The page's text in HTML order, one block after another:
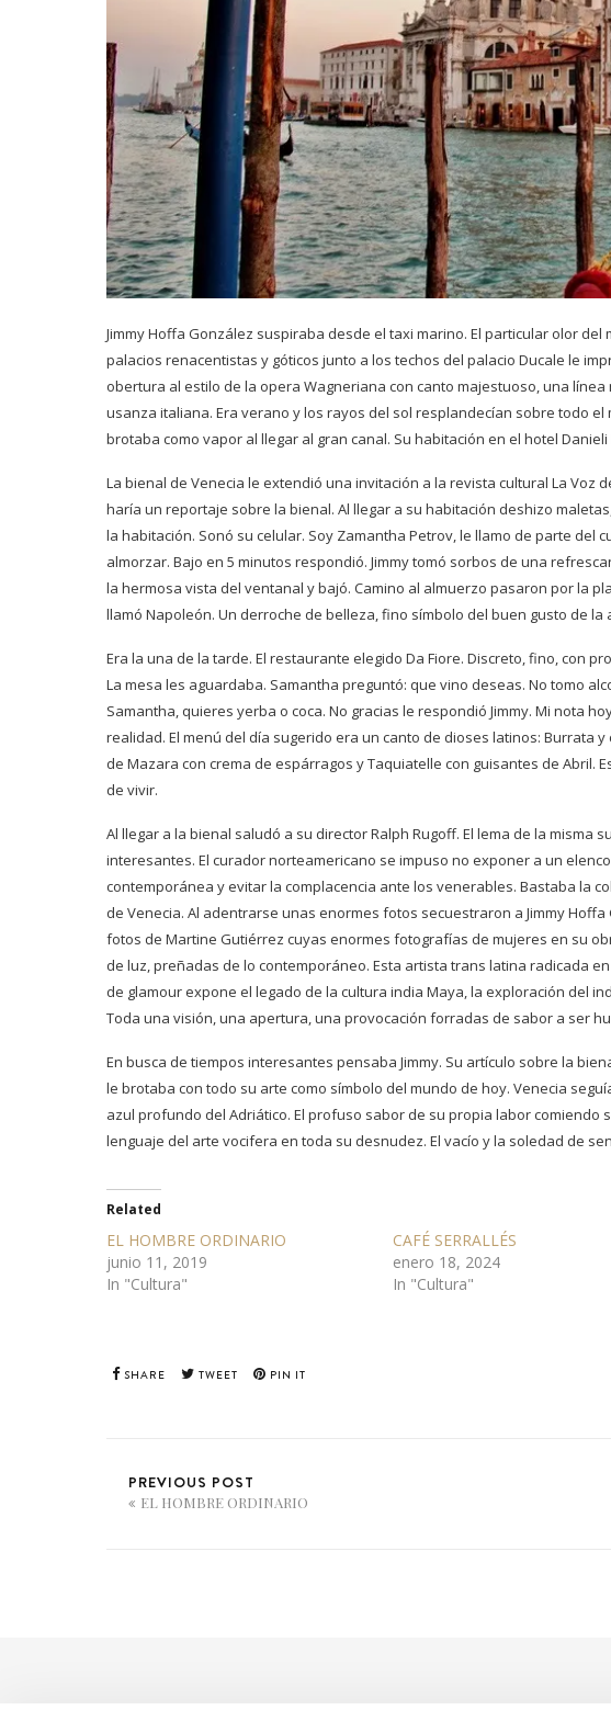
Jimmy Hoffa González suspiraba desde el taxi marino. El particular olor
palacios renacentistas y góticos junto a los techos del palacio Ducale le
obertura al estilo de la opera Wagneriana con canto majestuoso, una
usanza italiana. Era verano y los rayos del sol resplandecían sobre todo
brotaba como vapor al llegar al gran canal. Su habitación en el hotel
La bienal de Venecia le extendió una invitación a la revista cultural La Voz
haría un reportaje sobre la bienal. Al llegar a su habitación deshizo
la habitación. Sonó su celular. Soy Zamantha Petrov, le llamo de parte del
almorzar. Bajo en 5 minutos respondió. Jimmy tomó sorbos de una
la hermosa vista del ventanal y bajó. Camino al almuerzo pasaron por la
llamó Napoleón. Un derroche de belleza, fino símbolo del buen gusto de la
Era la una de la tarde. El restaurante elegido Da Fiore. Discreto, fino, con
La mesa les aguardaba. Samantha preguntó: que vino deseas. No tomo
Samantha, quieres yerba o coca. No gracias le respondió Jimmy. Mi nota
realidad. El menú del día sugerido era un canto de dioses latinos: Burrata
de Mazara con crema de espárragos y Taquiatelle con guisantes de Abril.
de vivir.
Al llegar a la bienal saludó a su director Ralph Rugoff. El lema de la misma
interesantes. El curador norteamericano se impuso no exponer a un
contemporánea y evitar la complacencia ante los venerables. Bastaba la
de Venecia. Al adentrarse unas enormes fotos secuestraron a Jimmy
fotos de Martine Gutiérrez cuyas enormes fotografías de mujeres en su
de luz, preñadas de lo contemporáneo. Esta artista trans latina radicada
de glamour expone el legado de la cultura india Maya, la exploración del
Toda una visión, una apertura, una provocación forradas de sabor a ser
En busca de tiempos interesantes pensaba Jimmy. Su artículo sobre la
le brotaba con todo su arte como símbolo del mundo de hoy. Venecia
azul profundo del Adriático. El profuso sabor de su propia labor comiendo
lenguaje del arte vocifera en toda su desnudez. El vacío y la soledad de
Related
EL HOMBRE ORDINARIO
junio 11, 2019
In "Cultura"
CAFÉ SERRALLÉS
enero 18, 2024
In "Cultura"
SHARE TWEET PIN IT
PREVIOUS POST
EL HOMBRE ORDINARIO